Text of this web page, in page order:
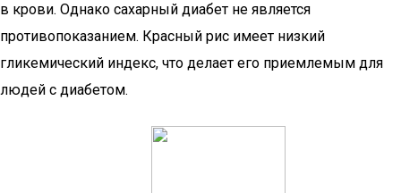
в крови. Однако сахарный диабет не является
противопоказанием. Красный рис имеет низкий
гликемический индекс, что делает его приемлемым для
людей с диабетом.